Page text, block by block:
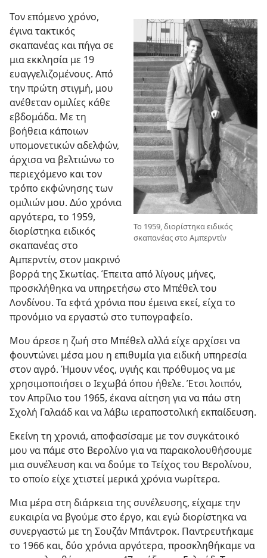
Το 1959, διορίστηκα ειδικός
σκαπανέας στο Αμπερντίν
Τον επόμενο χρόνο,
έγινα τακτικός
σκαπανέας και πήγα σε
μια εκκλησία με 19
ευαγγελιζομένους. Από
την πρώτη στιγμή, μου
ανέθεταν ομιλίες κάθε
εβδομάδα. Με τη
βοήθεια κάποιων
υπομονετικών αδελφών,
άρχισα να βελτιώνω το
περιεχόμενο και τον
τρόπο εκφώνησης των
ομιλιών μου. Δύο χρόνια
αργότερα, το 1959,
διορίστηκα ειδικός
σκαπανέας στο
Αμπερντίν, στον μακρινό
βορρά της Σκωτίας. Έπειτα από λίγους μήνες,
προσκλήθηκα να υπηρετήσω στο Μπέθελ του
Λονδίνου. Τα εφτά χρόνια που έμεινα εκεί, είχα το
προνόμιο να εργαστώ στο τυπογραφείο.
Μου άρεσε η ζωή στο Μπέθελ αλλά είχε αρχίσει να
φουντώνει μέσα μου η επιθυμία για ειδική υπηρεσία
στον αγρό. Ήμουν νέος, υγιής και πρόθυμος να με
χρησιμοποιήσει ο Ιεχωβά όπου ήθελε. Έτσι λοιπόν,
τον Απρίλιο του 1965, έκανα αίτηση για να πάω στη
Σχολή Γαλαάδ και να λάβω ιεραποστολική εκπαίδευση.
Εκείνη τη χρονιά, αποφασίσαμε με τον συγκάτοικό
μου να πάμε στο Βερολίνο για να παρακολουθήσουμε
μια συνέλευση και να δούμε το Τείχος του Βερολίνου,
το οποίο είχε χτιστεί μερικά χρόνια νωρίτερα.
Μια μέρα στη διάρκεια της συνέλευσης, είχαμε την
ευκαιρία να βγούμε στο έργο, και εγώ διορίστηκα να
συνεργαστώ με τη Σουζάν Μπάντροκ. Παντρευτήκαμε
το 1966 και, δύο χρόνια αργότερα, προσκληθήκαμε να